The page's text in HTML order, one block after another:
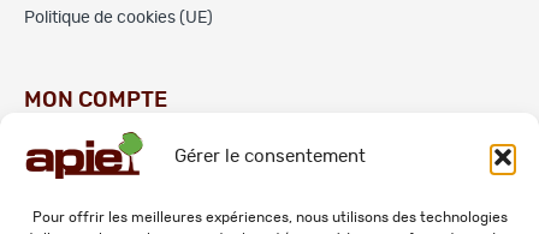
Gérer le consentement
Pour offrir les meilleures expériences, nous utilisons des technologies
Politique de cookies (UE)
MON COMPTE
Commandes
Adresses